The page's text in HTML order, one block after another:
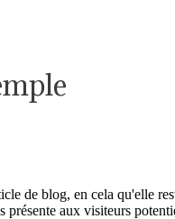
de blog, en cela qu'elle
aux visiteurs